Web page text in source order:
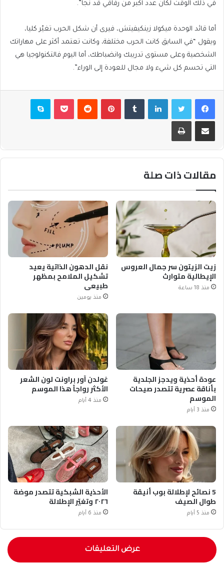
في ذلك الوقت لكان عدد أكبر من رفاقي قد نجا”.
أما قائد الوحدة ميكولا زينكيفيتش، فيرى أن شكل الحرب تغيّر كليا،
ويقول “في السابق كانت الحرب مختلفة، وكانت تعتمد أكثر على مهاراتك
الشخصية وعلى مستوى تدريبك وانضباطك، أما اليوم فالتكنولوجيا هي
التي تحسم كل شيء ولا مجال للعودة إلى الوراء”.
فيسبوكتويتر لينكدإن بينتيريست بوكيت سكايب
مشاركة عبر البريد طباعة
مقالات ذات صلة
زيت الزيتون سر جمال العروس
الإيطالية متوارث
منذ 18 ساعة
نقل الدهون الذاتية يعيد
تشكيل الملامح بمظهر
طبيعي
منذ يومين
عودة أحذية ويدجز الجلدية
بأناقة عصرية تتصدر صيحات
الموسم
منذ 3 أيام
غولدن آور براونت لون الشعر
الأكثر رواجاً هذا الموسم
منذ 4 أيام
5 نصائح لإطلالة بوب أنيقة
طوال الصيف
منذ 5 أيام
الأحذية الشبكية تتصدر موضة
٢٠٢٦ وتغيّر الإطلالة
منذ 6 أيام
عرض التعليقات